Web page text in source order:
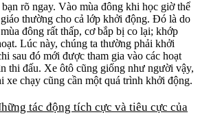
rõ ngay. Vào mùa đông khi học giờ thể
thường cho cả lớp khởi động. Đó là do
đông rất thấp, cơ bắp bị co lại; khớp
Lúc này, chúng ta thường phải khởi
sau đó mới được tham gia vào các hoạt
thi đấu. Xe ôtô cũng giống như người vậy,
xe chạy cũng cần một quá trình khởi động.
tác động tích cực và tiêu cực của